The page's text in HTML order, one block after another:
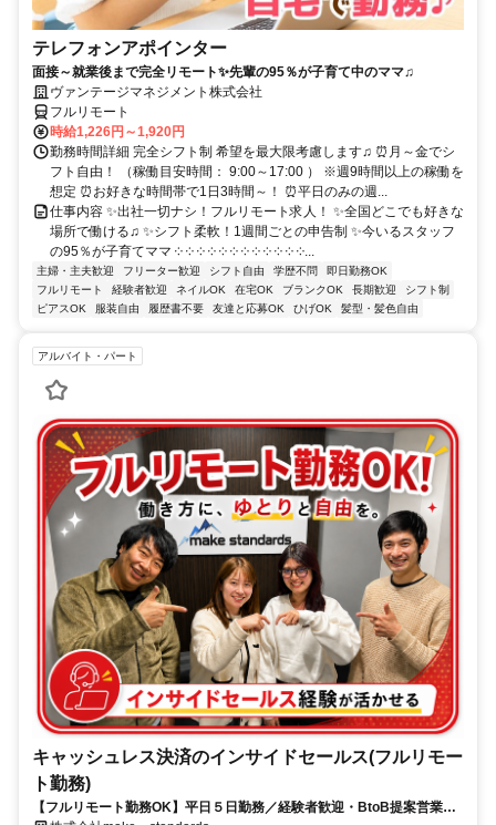
テレフォンアポインター
面接～就業後まで完全リモート✨先輩の95％が子育て中のママ♫
ヴァンテージマネジメント株式会社
フルリモート
時給1,226円～1,920円
勤務時間詳細 完全シフト制 希望を最大限考慮します♫ ⏰月～金でシ
フト自由！ （稼働目安時間： 9:00～17:00 ） ※週9時間以上の稼働を
想定 ⏰お好きな時間帯で1日3時間～！ ⏰平日のみの週...
仕事内容 ✨出社一切ナシ！フルリモート求人！ ✨全国どこでも好きな
場所で働ける♫ ✨シフト柔軟！1週間ごとの申告制 ✨今いるスタッフ
の95％が子育てママ ༶ ༶ ༶ ༶ ༶ ༶ ༶ ༶ ༶ ༶ ༶ ༶...
主婦・主夫歓迎 フリーター歓迎 シフト自由 学歴不問
即日勤務OK
フルリモート
経験者歓迎 ネイルOK 在宅OK ブランクOK 長期歓迎
シフト制
ピアスOK
服装自由 履歴書不要 友達と応募OK ひげOK 髪型・髪色自由
アルバイト・パート
キャッシュレス決済のインサイドセールス(フルリモー
ト勤務)
【フルリモート勤務OK】平日５日勤務／経験者歓迎・BtoB提案営業で